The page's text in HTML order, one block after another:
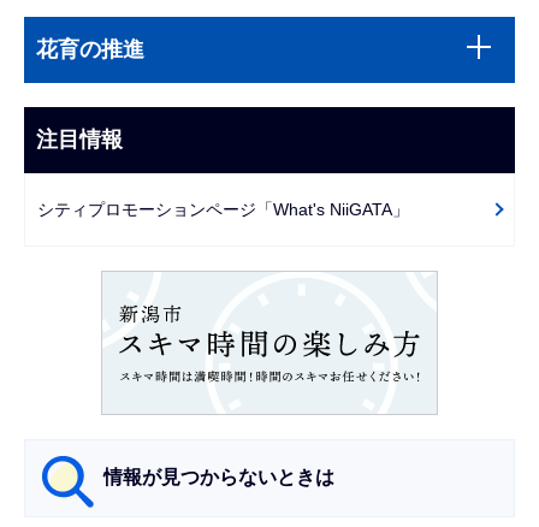
文
こ
ま
で
サ
ブ
ビ
ー
花育の推進
注目情報
シティプロモーションページ「What's NiiGATA」
情報が見つからないときは